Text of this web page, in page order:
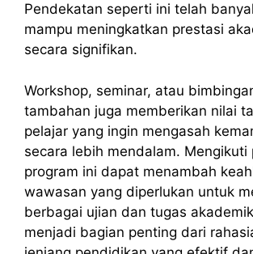
Pendekatan seperti ini telah
mampu meningkatkan prestasi
secara signifikan.
Workshop, seminar, atau
tambahan juga memberikan nilai
pelajar yang ingin mengasah
secara lebih mendalam. Mengikuti
program ini dapat menambah
wawasan yang diperlukan untuk
berbagai ujian dan tugas
menjadi bagian penting dari